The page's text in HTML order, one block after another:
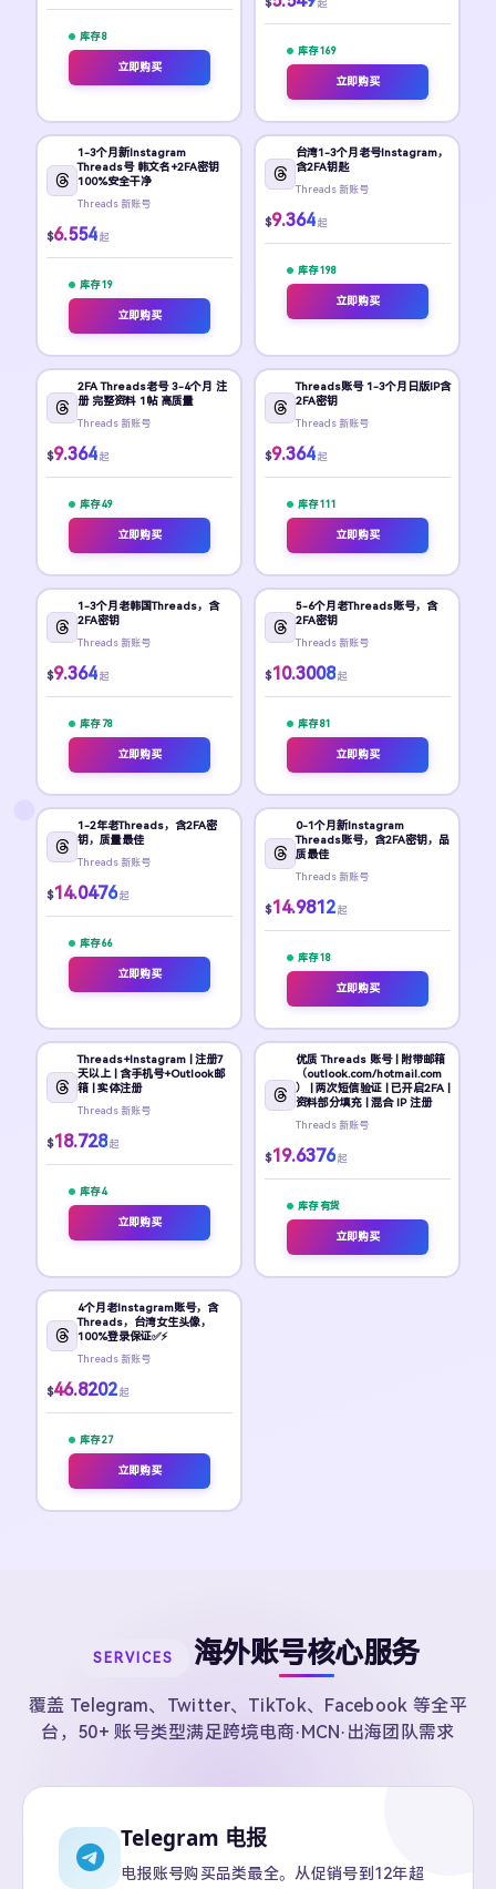
库存 8
立即购买
起
库存 169
立即购买
1-3个月新Instagram
Threads号 韩文名+2FA密钥
100%安全干净
Threads 新账号
$6.554 起
库存 19
立即购买
台湾1-3个月老号Instagram，
含2FA钥匙
Threads 新账号
$9.364 起
库存 198
立即购买
2FA Threads老号 3-4个月 注
册 完整资料 1帖 高质量
Threads 新账号
$9.364 起
库存 49
立即购买
Threads账号 1-3个月日版IP含
2FA密钥
Threads 新账号
$9.364 起
库存 111
立即购买
1-3个月老韩国Threads，含
2FA密钥
Threads 新账号
$9.364 起
库存 78
立即购买
5-6个月老Threads账号，含
2FA密钥
Threads 新账号
$10.3008 起
库存 81
立即购买
1-2年老Threads，含2FA密
钥，质量最佳
Threads 新账号
$14.0476 起
库存 66
立即购买
0-1个月新Instagram
Threads账号，含2FA密钥，品
质最佳
Threads 新账号
$14.9812 起
库存 18
立即购买
Threads+Instagram | 注册7
天以上 | 含手机号+Outlook邮
箱 | 实体注册
Threads 新账号
$18.728 起
库存 4
立即购买
优质 Threads 账号 | 附带邮箱
（outlook.com/hotmail.com
） | 两次短信验证 | 已开启2FA |
资料部分填充 | 混合 IP 注册
Threads 新账号
$19.6376 起
库存 有货
立即购买
4个月老Instagram账号，含
Threads，台湾女生头像，
100%登录保证✅⚡
Threads 新账号
$46.8202 起
库存 27
立即购买
SERVICES 海外账号核心服务
覆盖 Telegram、Twitter、TikTok、Facebook 等全平
台，50+ 账号类型满足跨境电商·MCN·出海团队需求
Telegram 电报
电报账号购买品类最全。从促销号到12年超